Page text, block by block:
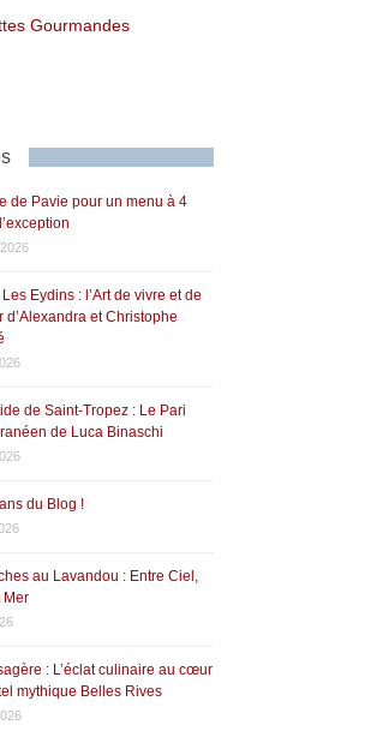
Gourmandes
de Pavie pour un menu à 4
Eydins : l’Art de vivre et de
d’Alexandra et Christophe
de Saint-Tropez : Le Pari
de Luca Binaschi
du Blog !
au Lavandou : Entre Ciel,
Mer
: L’éclat culinaire au cœur
mythique Belles Rives